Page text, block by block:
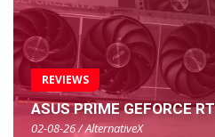
REVIEWS
ASUS PRIME GEFORCE
02-08-26 / AlternativeX